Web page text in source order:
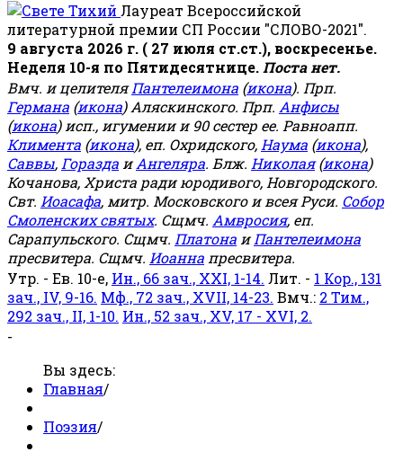
Лауреат Всероссийской
литературной премии СП России "СЛОВО-2021".
9 августа 2026 г. ( 27 июля ст.ст.), воскресенье.
Неделя 10-я по Пятидесятнице. Поста нет.
Вмч. и целителяПантелеимона (икона). Прп.
Германа (икона) Аляскинского. Прп. Анфисы
(икона) исп., игумении и 90 сестер ее. Равноапп.
Климента (икона), еп. Охридского, Наума (икона),
Саввы, Горазда иАнгеляра. Блж. Николая(икона)
Кочанова, Христа ради юродивого, Новгородского.
Свт. Иоасафа, митр. Московского и всея Руси. Собор
Смоленских святых. Сщмч. Амвросия, еп.
Сарапульского. Сщмч. Платона иПантелеимона
пресвитера. Сщмч. Иоанна пресвитера.
Утр. - Ев. 10-е, Ин., 66 зач., XXI, 1-14. Лит. - 1 Кор., 131
зач., IV, 9-16. Мф., 72 зач., XVII, 14-23. Вмч.: 2 Тим.,
292 зач., II, 1-10. Ин., 52 зач., XV, 17 - XVI, 2.
-
Вы здесь:
Главная/
Поэзия/